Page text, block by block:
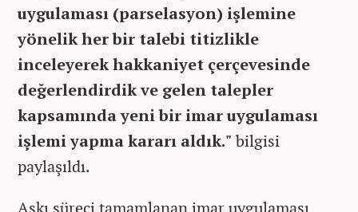
uygulaması (parselasyon) işlemine
yönelik her bir talebi titizlikle
inceleyerek hakkaniyet çerçevesinde
değerlendirdik ve gelen talepler
kapsamında yeni bir imar uygulaması
işlemi yapma kararı aldık." bilgisi
paylaşıldı.
Askı süreci tamamlanan imar uygulaması